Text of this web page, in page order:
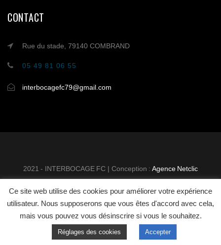
CONTACT
Rue du stade, 79140 COMBRAND
05 49 81 06 55
interbocagefc79@gmail.com
2021 - INTERBOCAGE FC | Conception : Agence Netclic
INTER BOCAGE FOOTBALL
MENTIONS
LÉGALES
CONTACT
Ce site web utilise des cookies pour améliorer votre expérience
utilisateur. Nous supposerons que vous êtes d'accord avec cela,
mais vous pouvez vous désinscrire si vous le souhaitez.
Réglages des cookies Accepter